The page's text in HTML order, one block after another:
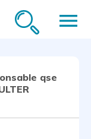
menu
qse